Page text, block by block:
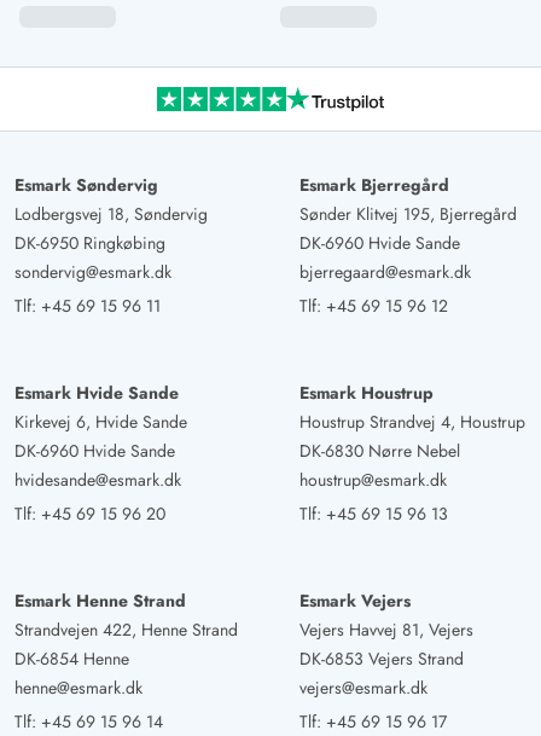
Esmark Søndervig
Lodbergsvej 18, Søndervig
DK-6950 Ringkøbing
sondervig@esmark.dk
Tlf: +45 69 15 96 11
Esmark Bjerregård
Sønder Klitvej 195, Bjerregård
DK-6960 Hvide Sande
bjerregaard@esmark.dk
Tlf: +45 69 15 96 12
Esmark Hvide Sande
Kirkevej 6, Hvide Sande
DK-6960 Hvide Sande
hvidesande@esmark.dk
Tlf: +45 69 15 96 20
Esmark Houstrup
Houstrup Strandvej 4, Houstrup
DK-6830 Nørre Nebel
houstrup@esmark.dk
Tlf: +45 69 15 96 13
Esmark Henne Strand
Strandvejen 422, Henne Strand
DK-6854 Henne
henne@esmark.dk
Tlf: +45 69 15 96 14
Esmark Vejers
Vejers Havvej 81, Vejers
DK-6853 Vejers Strand
vejers@esmark.dk
Tlf: +45 69 15 96 17